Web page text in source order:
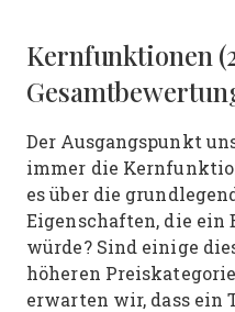
Kernfunktionen
Der Ausgangspunkt
immer die
es über die
Eigenschaften, die ein
würde? Sind einige
höheren
erwarten wir, dass ein